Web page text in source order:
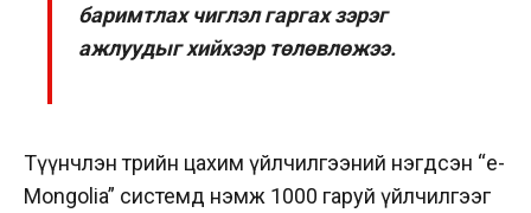
баримтлах чиглэл гаргах зэрэг
ажлуудыг хийхээр төлөвлөжээ.
Түүнчлэн төрийн цахим үйлчилгээний нэгдсэн “e-
Mongolia” системд нэмж 1000 гаруй үйлчилгээг